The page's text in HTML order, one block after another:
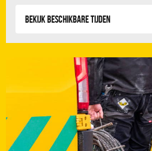
Bekijk beschikbare tijden